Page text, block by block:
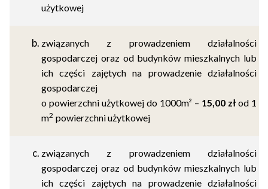
użytkowej
związanych z prowadzeniem działalności
gospodarczej oraz od budynków mieszkalnych lub
ich części zajętych na prowadzenie działalności
gospodarczej
o powierzchni użytkowej do 1000m² – 15,00 zł od 1
m2 powierzchni użytkowej
związanych z prowadzeniem działalności
gospodarczej oraz od budynków mieszkalnych lub
ich części zajętych na prowadzenie działalności